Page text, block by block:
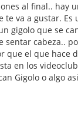
al final.. hay
te va a gustar. Es
gigolo que se
sentar cabeza..
que el que hace
en los
Gigolo o algo